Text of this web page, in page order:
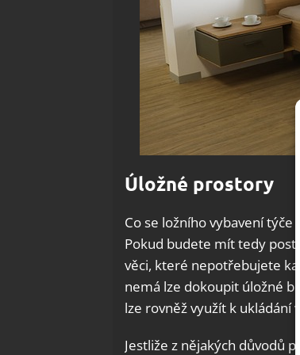
Úložné prostory
Co se ložního vybavení
Pokud budete mít tedy
věci, které nepotřebujete
nemá lze dokoupit úložné
lze rovněž využít k ukládání
Jestliže z nějakých důvodů